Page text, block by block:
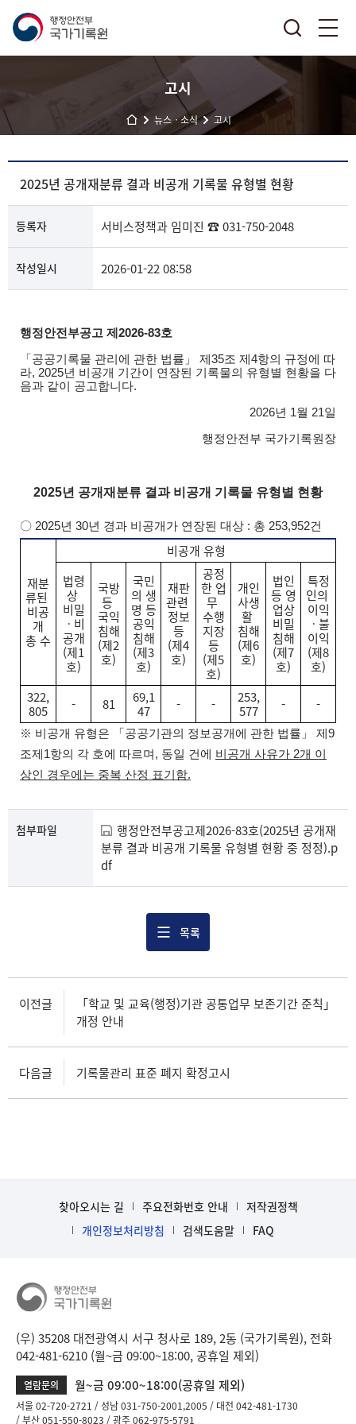
고시
뉴스ㆍ소식 고시
2025년 공개재분류 결과 비공개 기록물 유형별 현황
등록자 서비스정책과 임미진 ☎ 031-750-2048
작성일시 2026-01-22 08:58
행정안전부공고 제2026-83호
「공공기록물 관리에 관한 법률」 제35조 제4항의 규정에 따
라, 2025년 비공개 기간이 연장된 기록물의 유형별 현황을 다
음과 같이 공고합니다.
2026년 1월 21일
행정안전부 국가기록원장
2025년 공개재분류 결과 비공개 기록물 유형별 현황
〇︎ 2025년 30년 경과 비공개가 연장된 대상 : 총 253,952건
재분
류된
비공
개
총 수
비공개 유형
법령
상
비밀
ㆍ비
공개
(제1
호)
국방
등
국익
침해
(제2
호)
국민
의 생
명 등
공익
침해
(제3
호)
재판
관련
정보
등
(제4
호)
공정
한 업
무
수행
지장
등
(제5
호)
개인
사생
활
침해
(제6
호)
법인
등 영
업상
비밀
침해
(제7
호)
특정
인의
이익
ㆍ불
이익
(제8
호)
322,
805
- 81
69,1
47
- -
253,
577
- -
※ 비공개 유형은 「공공기관의 정보공개에 관한 법률」 제9
조제1항의 각 호에 따르며, 동일 건에 비공개 사유가 2개 이
상인 경우에는 중복 산정 표기함.
첨부파일
행정안전부공고제2026-83호(2025년 공개재
분류 결과 비공개 기록물 유형별 현황 중 정정).p
df
목록
이전글
「학교 및 교육(행정)기관 공통업무 보존기간 준칙」
개정 안내
다음글 기록물관리 표준 폐지 확정고시
찾아오시는 길 주요전화번호 안내
저작권정책
개인정보처리방침
검색도움말 FAQ
(우) 35208 대전광역시 서구 청사로 189, 2동 (국가기록원), 전화
042-481-6210 (월~금 09:00~18:00, 공휴일 제외)
열람문의 월~금 09:00~18:00(공휴일 제외)
서울 02-720-2721 성남 031-750-2001,2005
대전 042-481-1730
부산 051-550-8023
광주 062-975-5791